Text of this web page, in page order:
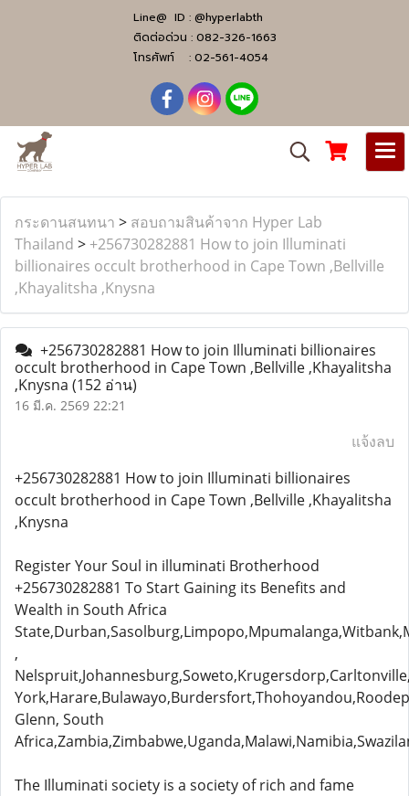
Line@ ID : @hyperlabth
ติดต่อด่วน : 082-326-1663
โทรศัพท์ : 02-561-4054
กระดานสนทนา > สอบถามสินค้าจาก Hyper Lab
Thailand > +256730282881 How to join Illuminati
billionaires occult brotherhood in Cape Town ,Bellville
,Khayalitsha ,Knysna
+256730282881 How to join Illuminati billionaires
occult brotherhood in Cape Town ,Bellville ,Khayalitsha
,Knysna (152 อ่าน)
16 มี.ค. 2569 22:21
แจ้งลบ
+256730282881 How to join Illuminati billionaires
occult brotherhood in Cape Town ,Bellville ,Khayalitsha
,Knysna
Register Your Soul in illuminati Brotherhood
+256730282881 To Start Gaining its Benefits and
Wealth in South Africa
,
Glenn, South
The Illuminati society is a society of rich and fame